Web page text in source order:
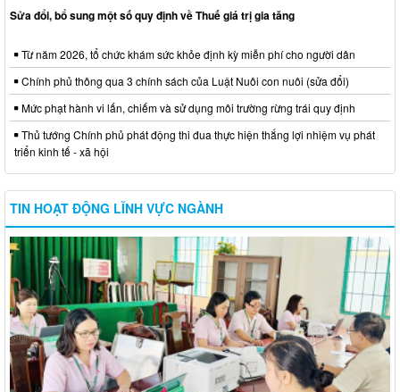
Sửa đổi, bổ sung một số quy định về Thuế giá trị gia tăng
Từ năm 2026, tổ chức khám sức khỏe định kỳ miễn phí cho người dân
Chính phủ thông qua 3 chính sách của Luật Nuôi con nuôi (sửa đổi)
Mức phạt hành vi lấn, chiếm và sử dụng môi trường rừng trái quy định
Thủ tướng Chính phủ phát động thi đua thực hiện thắng lợi nhiệm vụ phát
triển kinh tế - xã hội
TIN HOẠT ĐỘNG LĨNH VỰC NGÀNH